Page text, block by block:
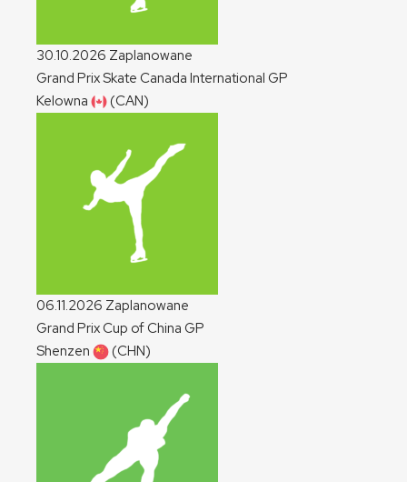
30.10.2026 Zaplanowane
Grand Prix Skate Canada International GP
Kelowna
(CAN)
06.11.2026 Zaplanowane
Grand Prix Cup of China GP
Shenzen
(CHN)